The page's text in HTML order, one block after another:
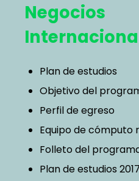
Negocios
Plan de estudios
Objetivo del
Perfil de egreso
Equipo de cómputo
Folleto del
Plan de estudios 2017